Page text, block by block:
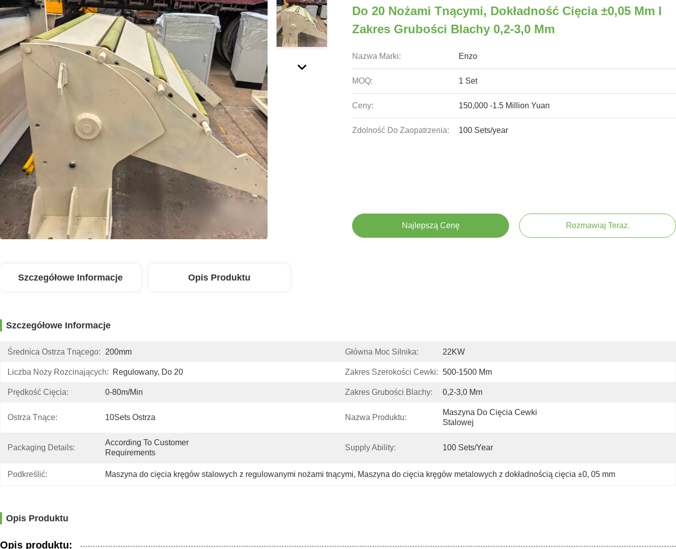
Do 20 Nożami Tnącymi, Dokładność Cięcia ±0,05 Mm I
Zakres Grubości Blachy 0,2-3,0 Mm
Nazwa Marki: Enzo
MOQ: 1 Set
Ceny: 150,000 -1.5 Million Yuan
Zdolność Do Zaopatrzenia: 100 Sets/year
Najlepszą Cenę Rozmawiaj Teraz.
Szczegółowe Informacje Opis Produktu
Szczegółowe Informacje
Średnica Ostrza Tnącego: 200mm Główna Moc Silnika: 22KW
Liczba Noży Rozcinających: Regulowany, Do 20 Zakres Szerokości Cewki: 500-1500 Mm
Prędkość Cięcia: 0-80m/min Zakres Grubości Blachy: 0,2-3,0 Mm
Ostrza Tnące: 10Sets Ostrza Nazwa Produktu:
Maszyna Do Cięcia Cewki
Stalowej
Packaging Details:
According To Customer
Requirements
Supply Ability: 100 Sets/year
Podkreślić: Maszyna do cięcia kręgów stalowych z regulowanymi nożami tnącymi, Maszyna do cięcia kręgów metalowych z dokładnością cięcia ±0, 05 mm
Opis Produktu
Opis produktu: